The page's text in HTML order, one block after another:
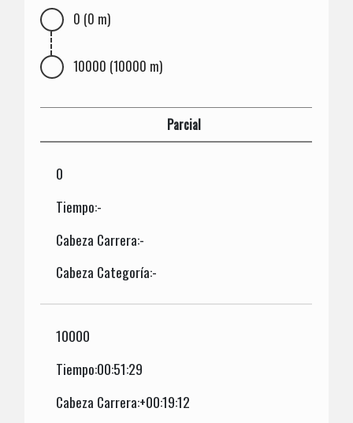
0 (0 m)
10000 (10000 m)
Parcial
0
Tiempo:-
Cabeza Carrera:-
Cabeza Categoría:-
10000
Tiempo:00:51:29
Cabeza Carrera:+00:19:12